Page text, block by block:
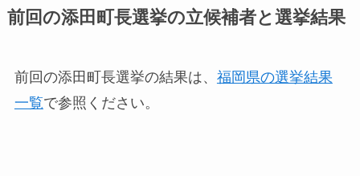
前回の添田町長選挙の立候補者と選挙結果
前回の添田町長選挙の結果は、 福岡県の選挙結果
一覧で参照ください。